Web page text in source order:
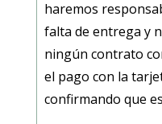
haremos
falta de entrega y
ningún contrato
el pago con la
confirmando que